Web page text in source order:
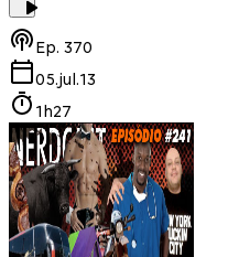
Ep. 370
05.jul.13
1h27